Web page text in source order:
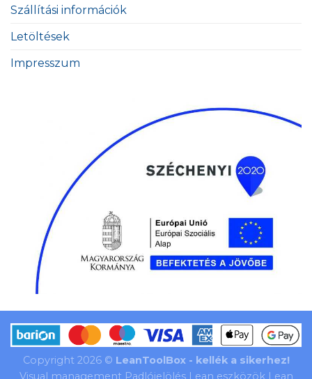
Szállítási információk
Letöltések
Impresszum
Copyright 2026 © LeanToolBox - kellék a sikerhez!
Visual management Padlójelölés Lean eszközök Lean